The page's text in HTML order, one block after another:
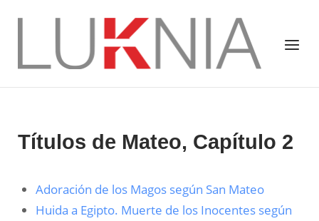
Menú
Títulos de Mateo, Capítulo 2
Adoración de los Magos según San Mateo
Huida a Egipto. Muerte de los Inocentes según